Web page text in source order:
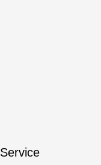
Service